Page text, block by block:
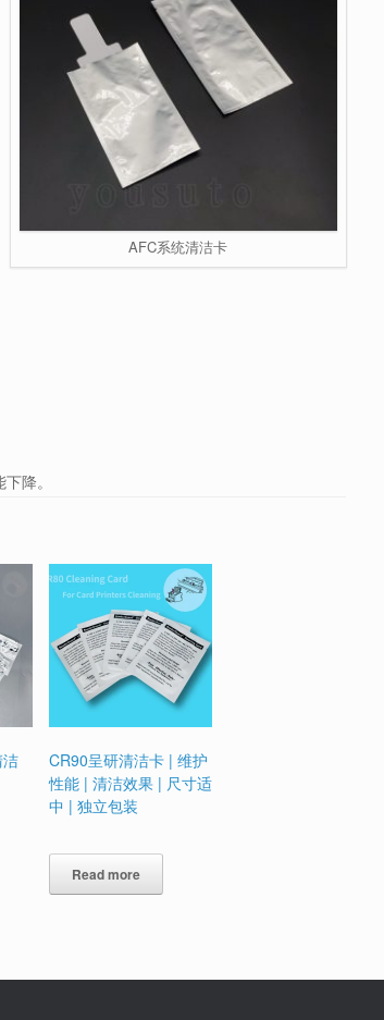
AFC系统清洁卡
降。
CR90呈研清洁卡 | 维护
性能 | 清洁效果 | 尺寸适
中 | 独立包装
Read more